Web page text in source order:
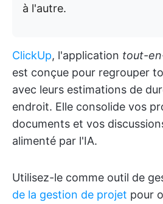
à l'autre.
ClickUp, l'application tout-
est conçue pour regrouper
avec leurs estimations de
endroit. Elle consolide vos
documents et vos
alimenté par l'IA.
Utilisez-le comme outil de
de la gestion de projet pour